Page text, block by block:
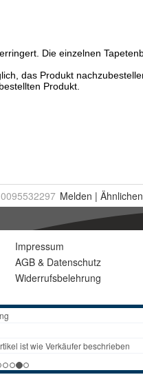
0095532297 Melden | Ähnlichen
Impressum
AGB & Datenschutz
Widerrufsbelehrung